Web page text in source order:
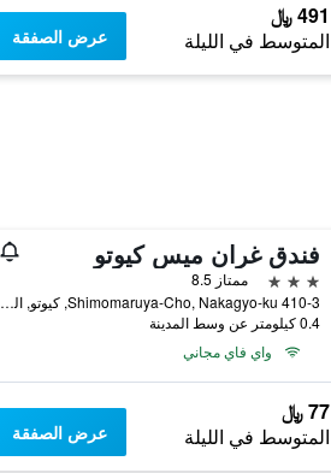
491 ﷼
المتوسط في الليلة عرض الصفقة
فندق غران ميس كيوتو
3 نجوم
ممتاز 8.5
410-3 Shimomaruya-Cho, Nakagyo-ku, كيوتو, اليابان
0.4 كيلومتر عن وسط المدينة
واي فاي مجاني
77 ﷼
المتوسط في الليلة عرض الصفقة